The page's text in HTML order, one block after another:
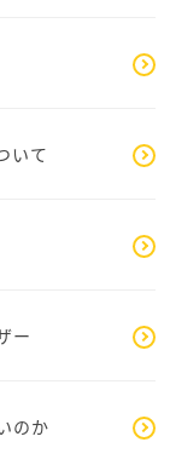
無理に元の
ます。
やすくなる
がる選択か
か
ださい。
いて
ー
のか